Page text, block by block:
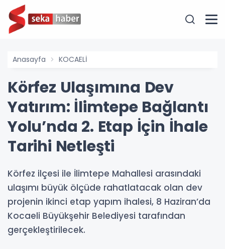
Anasayfa KOCAELİ
Körfez Ulaşımına Dev
Yatırım: İlimtepe Bağlantı
Yolu’nda 2. Etap İçin İhale
Tarihi Netleşti
Körfez ilçesi ile İlimtepe Mahallesi arasındaki
ulaşımı büyük ölçüde rahatlatacak olan dev
projenin ikinci etap yapım ihalesi, 8 Haziran’da
Kocaeli Büyükşehir Belediyesi tarafından
gerçekleştirilecek.